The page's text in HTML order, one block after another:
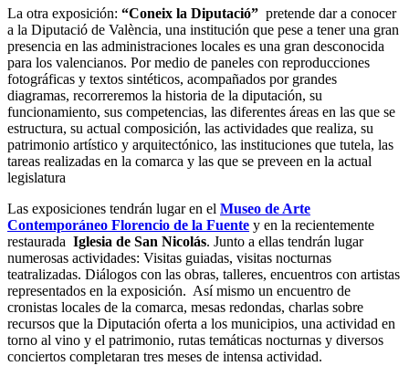
La otra exposición: “Coneix la Diputació” pretende dar a conocer
a la Diputació de València, una institución que pese a tener una gran
presencia en las administraciones locales es una gran desconocida
para los valencianos. Por medio de paneles con reproducciones
fotográficas y textos sintéticos, acompañados por grandes
diagramas, recorreremos la historia de la diputación, su
funcionamiento, sus competencias, las diferentes áreas en las que se
estructura, su actual composición, las actividades que realiza, su
patrimonio artístico y arquitectónico, las instituciones que tutela, las
tareas realizadas en la comarca y las que se preveen en la actual
legislatura
Las exposiciones tendrán lugar en el Museo de Arte
Contemporáneo Florencio de la Fuente y en la recientemente
restaurada Iglesia de San Nicolás. Junto a ellas tendrán lugar
numerosas actividades: Visitas guiadas, visitas nocturnas
teatralizadas. Diálogos con las obras, talleres, encuentros con artistas
representados en la exposición. Así mismo un encuentro de
cronistas locales de la comarca, mesas redondas, charlas sobre
recursos que la Diputación oferta a los municipios, una actividad en
torno al vino y el patrimonio, rutas temáticas nocturnas y diversos
conciertos completaran tres meses de intensa actividad.